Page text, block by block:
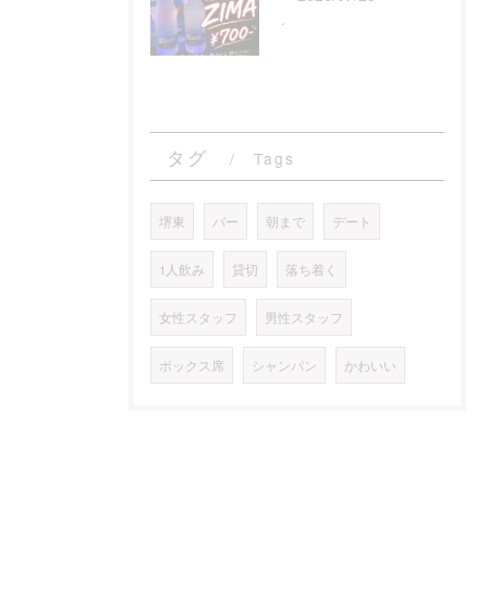
.
タグ Tags
堺東 バー 朝まで デート
1人飲み 貸切 落ち着く
女性スタッフ 男性スタッフ
ボックス席 シャンパン かわいい